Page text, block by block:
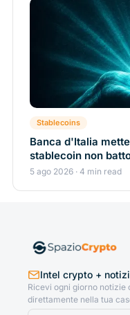
Stablecoins
Banca d'Italia
stablecoin non
5 ago 2026 · 4 min read
Intel crypto +
Ricevi ogni giorno
direttamente nella tua